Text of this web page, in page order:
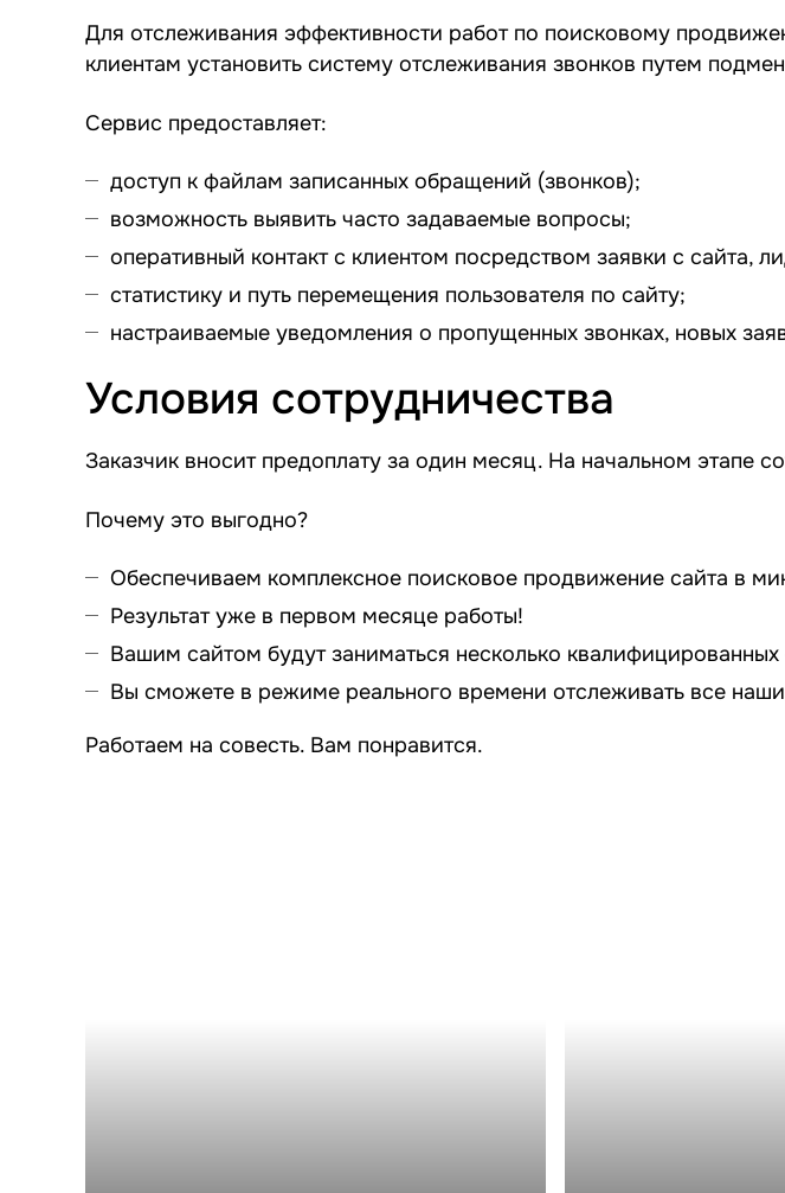
Для отслеживания эффективности работ по поисковому
клиентам установить систему отслеживания звонков путем
Сервис предоставляет:
доступ к файлам записанных обращений (звонков);
возможность выявить часто задаваемые вопросы;
оперативный контакт с клиентом посредством заявки с сайта,
статистику и путь перемещения пользователя по сайту;
настраиваемые уведомления о пропущенных звонках, новых
Условия сотрудничества
Заказчик вносит предоплату за один месяц. На начальном этапе
Почему это выгодно?
Обеспечиваем комплексное поисковое продвижение сайта в
Результат уже в первом месяце работы!
Вашим сайтом будут заниматься несколько квалифицированных
Вы сможете в режиме реального времени отслеживать все
Работаем на совесть. Вам понравится.